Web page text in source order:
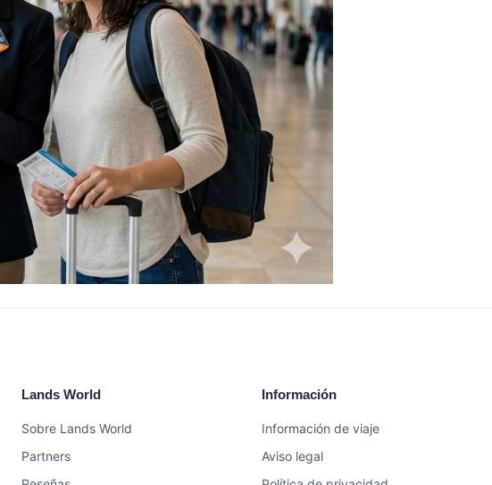
Lands World
Sobre Lands World
Partners
Información
Información de viaje
Aviso legal